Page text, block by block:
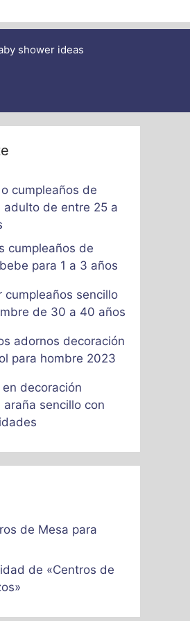
shower ideas
cumpleaños de
adulto de entre 25 a
cumpleaños de
para 1 a 3 años
cumpleaños sencillo
de 30 a 40 años
adornos decoración
para hombre 2023
decoración
araña sencillo con
de Mesa para
de «Centros de